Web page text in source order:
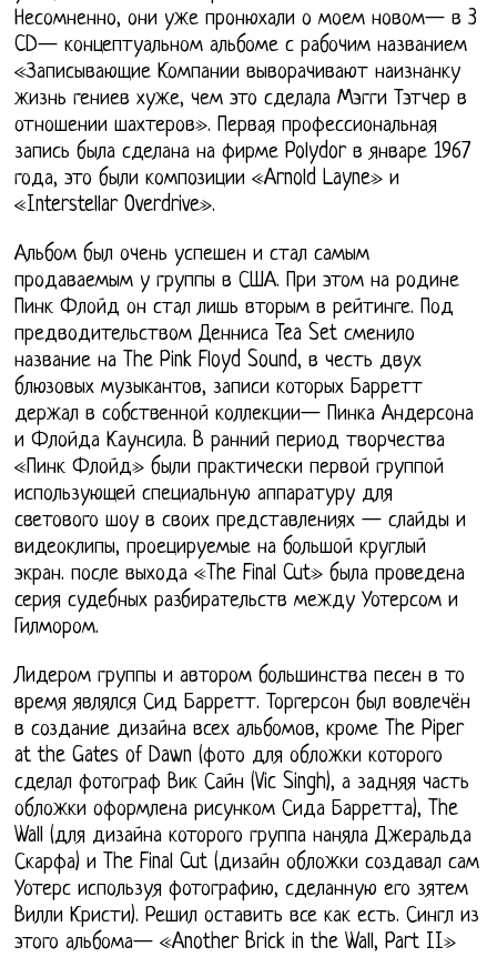
Несомненно, они уже пронюхали о моем новом— в 3
CD— концептуальном альбоме с рабочим названием
«Записывающие Компании выворачивают наизнанку
жизнь гениев хуже, чем это сделала Мэгги Тэтчер в
отношении шахтеров». Первая профессиональная
запись была сделана на фирме Polydor в январе 1967
года, это были композиции «Arnold Layne» и
«Interstellar Overdrive».
Альбом был очень успешен и стал самым
продаваемым у группы в США. При этом на родине
Пинк Флойд он стал лишь вторым в рейтинге. Под
предводительством Денниса Tea Set сменило
название на The Pink Floyd Sound, в честь двух
блюзовых музыкантов, записи которых Барретт
держал в собственной коллекции— Пинка Андерсона
и Флойда Каунсила. В ранний период творчества
«Пинк Флойд» были практически первой группой
использующей специальную аппаратуру для
светового шоу в своих представлениях — слайды и
видеоклипы, проецируемые на большой круглый
экран. после выхода «The Final Cut» была проведена
серия судебных разбирательств между Уотерсом и
Гилмором.
Лидером группы и автором большинства песен в то
время являлся Сид Барретт. Торгерсон был вовлечён
в создание дизайна всех альбомов, кроме The Piper
at the Gates of Dawn (фото для обложки которого
сделал фотограф Вик Сайн (Vic Singh), а задняя часть
обложки оформлена рисунком Сида Барретта), The
Wall (для дизайна которого группа наняла Джеральда
Скарфа) и The Final Cut (дизайн обложки создавал сам
Уотерс используя фотографию, сделанную его зятем
Вилли Кристи). Решил оставить все как есть. Сингл из
этого альбома— «Another Brick in the Wall, Part II»